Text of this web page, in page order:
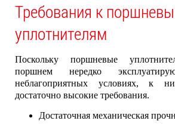
Требования к
уплотнителям
Поскольку поршневые
поршнем нередко
неблагоприятных условиях, к
достаточно высокие требования.
Достаточная механическая